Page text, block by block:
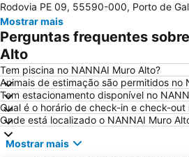
Arena Pernambuco
Imbiribeira
Mercado São José
Praça Marco Zero
Porto
Igreja do Bom Jesus do Araial ou da Harmonia
Paróquia
Galo da Madrugada
XI
Igreja Matriz do Espinheiro
65° Reunião
Estádio dos Aflitos - Estádio Eládio de Barros Carvalho
Rodovia PE 09, 55590-000, Porto de
Mostrar mais
Perguntas frequentes
Alto
Tem piscina no NANNAI Muro Alto?
Animais de estimação são permitidos no
Tem estacionamento disponível no
Qual é o horário de check-in e check-out
Onde está localizado o NANNAI Muro
Mostrar mais